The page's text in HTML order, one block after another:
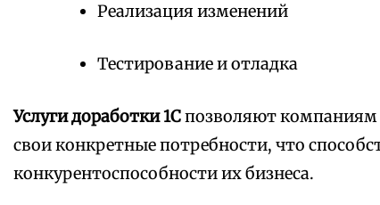
Реализация изменений
Тестирование и отладка
Услуги доработки 1Спозволяют компаниям
свои конкретные потребности, что
конкурентоспособности их бизнеса.